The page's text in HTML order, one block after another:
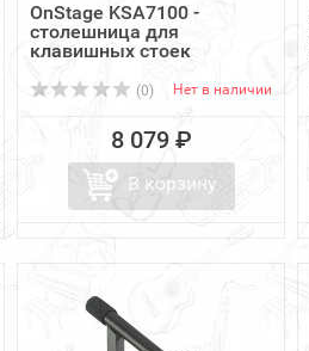
OnStage KSA7100 -
столешница для
клавишных стоек
(0) Нет в наличии
8 079 ₽
В корзину